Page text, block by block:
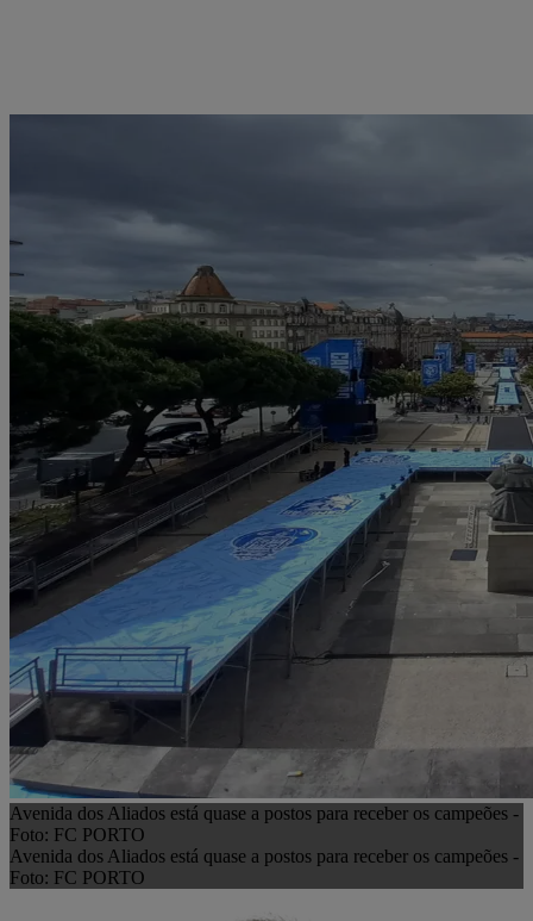
Avenida dos Aliados está quase a postos para receber os campeões -
Foto: FC PORTO
Avenida dos Aliados está quase a postos para receber os campeões -
Foto: FC PORTO